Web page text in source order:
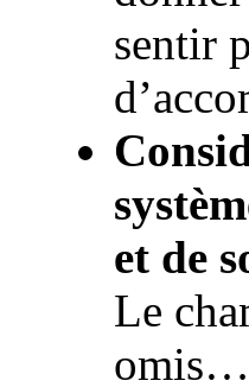
sentir
et de
Le
omis…